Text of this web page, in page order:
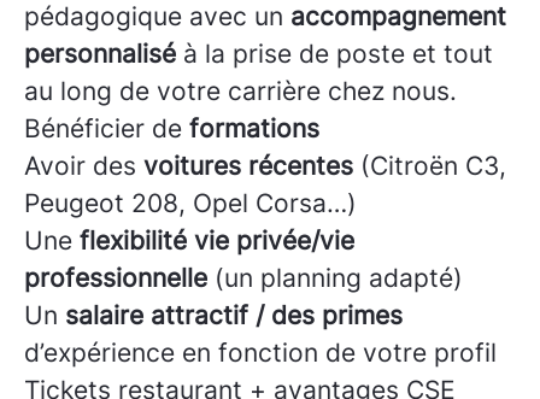
pédagogique avec un accompagnement
personnalisé à la prise de poste et tout
au long de votre carrière chez nous.
Bénéficier de formations
Avoir des voitures récentes (Citroën C3,
Peugeot 208, Opel Corsa…)
Une flexibilité vie privée/vie
professionnelle (un planning adapté)
Un salaire attractif / des primes
d’expérience en fonction de votre profil
Tickets restaurant + avantages CSE